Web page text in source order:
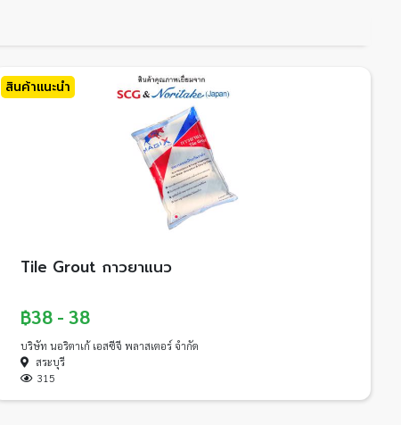
Tile Grout กาวยาแนว
฿38 - 38
บริษัท นอริตาเก้ เอสซีจี พลาสเตอร์ จำกัด
สระบุรี
315
สินค้าแนะนำ